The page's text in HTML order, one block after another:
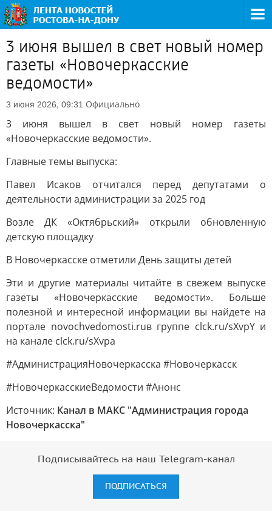
3 июня вышел в свет новый номер
газеты «Новочеркасские
ведомости»
3 июня 2026, 09:31 Официально
3 июня вышел в свет новый номер газеты
«Новочеркасские ведомости».
Главные темы выпуска:
Павел Исаков отчитался перед депутатами о
деятельности администрации за 2025 год
Возле ДК «Октябрьский» открыли обновленную
детскую площадку
В Новочеркасске отметили День защиты детей
Эти и другие материалы читайте в свежем выпуске
газеты «Новочеркасские ведомости». Больше
полезной и интересной информации вы найдете на
портале novochvedomosti.ruв группе clck.ru/sXvpY и
на канале clck.ru/sXvpa
#АдминистрацияНовочеркасска #Новочеркасск
#НовочеркасскиеВедомости #Анонс
Источник: Канал в МАКС "Администрация города
Новочеркасска"
Подписывайтесь на наш Telegram-канал
ПОДПИСАТЬСЯ